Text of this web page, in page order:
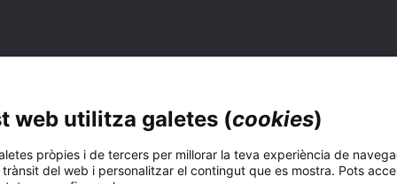
ESCOLTA ELS ARXIUS
web utilitza galetes (cookies)
pròpies i de tercers per millorar la teva experiència de
del web i personalitzar el contingut que es mostra. Pots